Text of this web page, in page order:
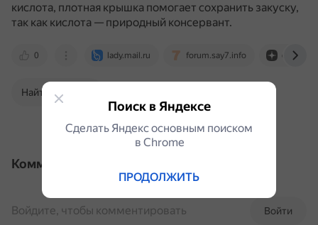
кислота, плотная крышка помогает сохранить закуску,
так как кислота — природный консервант.
0 lady.mail.ru forum.say7.info dzen.ru
Найти в Поиске
Комментарии
Войти
Войдите, чтобы комментировать
Поиск в Яндексе
Сделать Яндекс основным поиском
в Сhrome
ПРОДОЛЖИТЬ